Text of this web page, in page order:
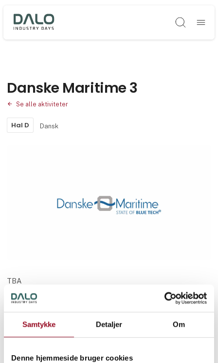
Samtykke Detaljer Om
Denne hjemmeside bruger cookies
Søg
Danske Maritime 3
Se alle aktiviteter
Hal D Dansk
TBA
Speaker
Danske Maritime